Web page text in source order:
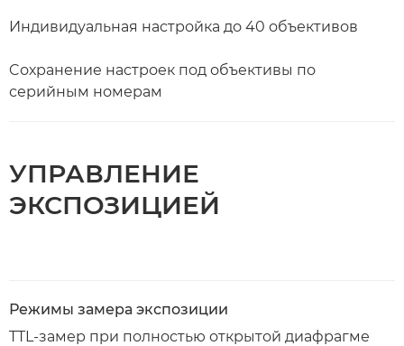
Индивидуальная настройка до 40 объективов
Cохранение настроек под объективы по
серийным номерам
УПРАВЛЕНИЕ
ЭКСПОЗИЦИЕЙ
Режимы замера экспозиции
TTL-замер при полностью открытой диафрагме